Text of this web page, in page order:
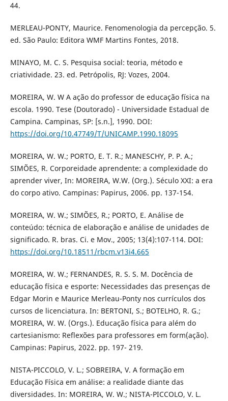
44.
MERLEAU-PONTY, Maurice. Fenomenologia da percepção. 5.
ed. São Paulo: Editora WMF Martins Fontes, 2018.
MINAYO, M. C. S. Pesquisa social: teoria, método e
criatividade. 23. ed. Petrópolis, RJ: Vozes, 2004.
MOREIRA, W. W A ação do professor de educação física na
escola. 1990. Tese (Doutorado) - Universidade Estadual de
Campina. Campinas, SP: [s.n.], 1990. DOI:
https://doi.org/10.47749/T/UNICAMP.1990.18095
MOREIRA, W. W.; PORTO, E. T. R.; MANESCHY, P. P. A.;
SIMÕES, R. Corporeidade aprendente: a complexidade do
aprender viver, In: MOREIRA, W.W. (Org.). Século XXI: a era
do corpo ativo. Campinas: Papirus, 2006. pp. 137-154.
MOREIRA, W. W.; SIMÕES, R.; PORTO, E. Análise de
conteúdo: técnica de elaboração e análise de unidades de
significado. R. bras. Ci. e Mov., 2005; 13(4):107-114. DOI:
https://doi.org/10.18511/rbcm.v13i4.665
MOREIRA, W. W.; FERNANDES, R. S. S. M. Docência de
educação física e esporte: Necessidades das presenças de
Edgar Morin e Maurice Merleau-Ponty nos currículos dos
cursos de licenciatura. In: BERTONI, S.; BOTELHO, R. G.;
MOREIRA, W. W. (Orgs.). Educação física para além do
cartesianismo: Reflexões para professores em form(ação).
Campinas: Papirus, 2022. pp. 197- 219.
NISTA-PICCOLO, V. L.; SOBREIRA, V. A formação em
Educação Física em análise: a realidade diante das
diversidades. In: MOREIRA, W. W.; NISTA-PICCOLO, V. L.